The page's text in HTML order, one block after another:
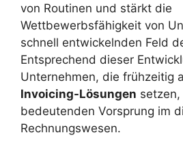
von Routinen und stärkt die
Wettbewerbsfähigkeit von
schnell entwickelnden Feld
Entsprechend dieser
Unternehmen, die frühzeitig
Invoicing-Lösungen setzen,
bedeutenden Vorsprung im
Rechnungswesen.